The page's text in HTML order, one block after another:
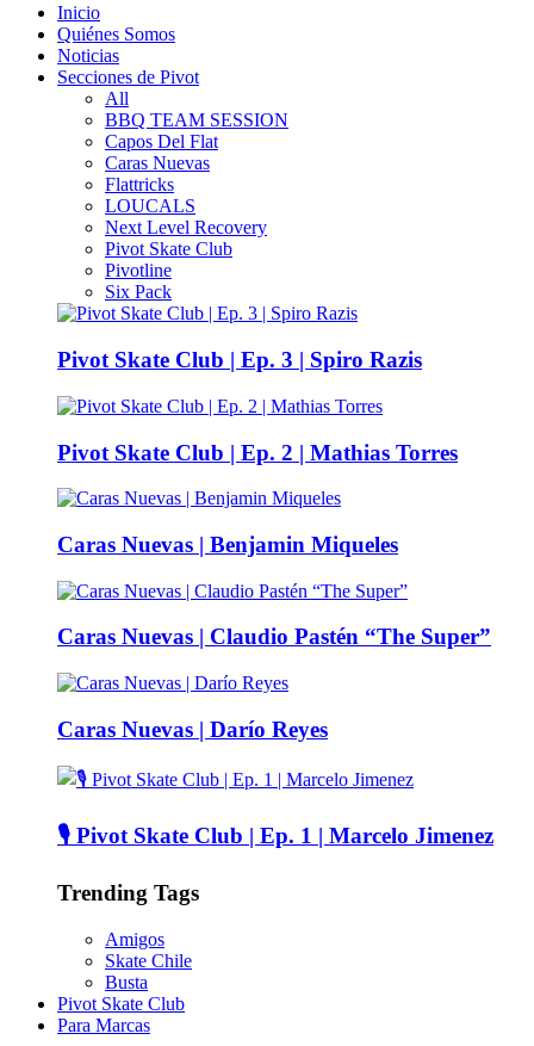
Inicio
Quiénes Somos
Noticias
Secciones de Pivot
All
BBQ TEAM SESSION
Capos Del Flat
Caras Nuevas
Flattricks
LOUCALS
Next Level Recovery
Pivot Skate Club
Pivotline
Six Pack
Pivot Skate Club | Ep. 3 | Spiro Razis
Pivot Skate Club | Ep. 2 | Mathias Torres
Caras Nuevas | Benjamin Miqueles
Caras Nuevas | Claudio Pastén “The Super”
Caras Nuevas | Darío Reyes
🎙️ Pivot Skate Club | Ep. 1 | Marcelo Jimenez
Trending Tags
Amigos
Skate Chile
Busta
Pivot Skate Club
Para Marcas